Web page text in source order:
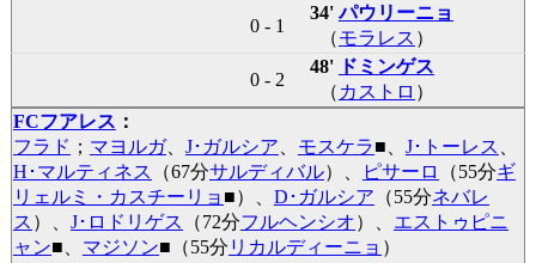
0 - 1
34'パウリーニョ
（モラレス ）
0 - 2
48'
ドミンゲス
（ カストロ ）
FCフアレス ：
フラド ； マヨルガ、 J･ガルシア モスケラ■ J･トーレス
H･マルティネス
（67分サルディバル）、 ピサーロ （55分ギ
リェルミ・カスチーリョ ■）、 D･ガルシア （55分ネバレ
ス ）、 J･ロドリゲス （72分フルヘンシオ）、 エストゥピニ
ャン■ マジソン■ （55分 リカルディーニョ ）